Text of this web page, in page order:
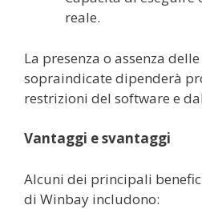
reale.
La presenza o assenza
sopraindicate dipenderà
restrizioni del software e
Vantaggi e svantaggi
Alcuni dei principali
di Winbay includono: